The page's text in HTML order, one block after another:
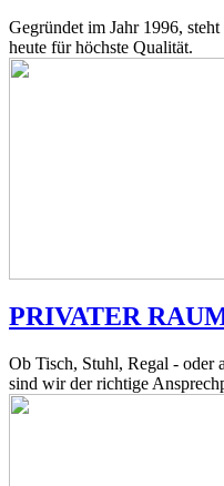
Gegründet im Jahr 1996,
heute für höchste Qualität.
PRIVATER
Ob Tisch, Stuhl, Regal - oder
sind wir der richtige